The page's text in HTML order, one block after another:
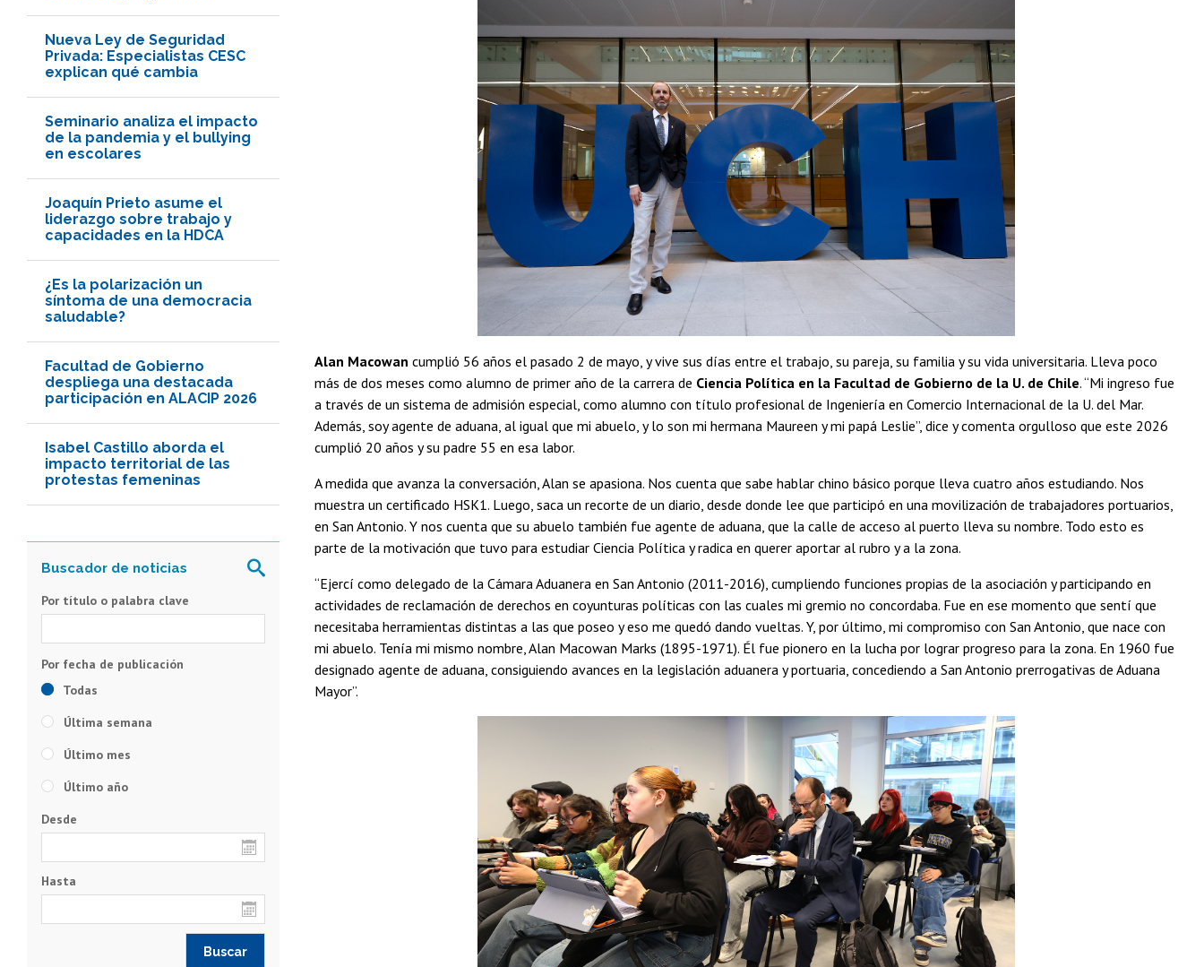
Nueva Ley de Seguridad
Privada: Especialistas CESC
explican qué cambia
Seminario analiza el impacto
de la pandemia y el bullying
en escolares
Joaquín Prieto asume el
liderazgo sobre trabajo y
capacidades en la HDCA
¿Es la polarización un
síntoma de una democracia
saludable?
Facultad de Gobierno
despliega una destacada
participación en ALACIP 2026
Isabel Castillo aborda el
impacto territorial de las
protestas femeninas
Alan Macowan cumplió 56 años el pasado 2 de mayo, y vive sus días entre el trabajo, su pareja, su familia y su vida universitaria. Lleva poco
más de dos meses como alumno de primer año de la carrera de Ciencia Política en la Facultad de Gobierno de la U. de Chile. “Mi ingreso fue
a través de un sistema de admisión especial, como alumno con título profesional de Ingeniería en Comercio Internacional de la U. del Mar.
Además, soy agente de aduana, al igual que mi abuelo, y lo son mi hermana Maureen y mi papá Leslie”, dice y comenta orgulloso que este 2026
cumplió 20 años y su padre 55 en esa labor.
A medida que avanza la conversación, Alan se apasiona. Nos cuenta que sabe hablar chino básico porque lleva cuatro años estudiando. Nos
muestra un certificado HSK1. Luego, saca un recorte de un diario, desde donde lee que participó en una movilización de trabajadores portuarios,
en San Antonio. Y nos cuenta que su abuelo también fue agente de aduana, que la calle de acceso al puerto lleva su nombre. Todo esto es
parte de la motivación que tuvo para estudiar Ciencia Política y radica en querer aportar al rubro y a la zona.
“Ejercí como delegado de la Cámara Aduanera en San Antonio (2011-2016), cumpliendo funciones propias de la asociación y participando en
actividades de reclamación de derechos en coyunturas políticas con las cuales mi gremio no concordaba. Fue en ese momento que sentí que
necesitaba herramientas distintas a las que poseo y eso me quedó dando vueltas. Y, por último, mi compromiso con San Antonio, que nace con
mi abuelo. Tenía mi mismo nombre, Alan Macowan Marks (1895-1971). Él fue pionero en la lucha por lograr progreso para la zona. En 1960 fue
designado agente de aduana, consiguiendo avances en la legislación aduanera y portuaria, concediendo a San Antonio prerrogativas de Aduana
Mayor”.
Por título o palabra clave
Todas
Última semana
Último mes
Último año
Desde
Hasta